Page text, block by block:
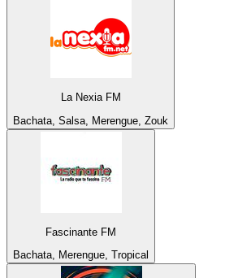
La Nexia FM
Bachata, Salsa, Merengue, Zouk
Fascinante FM
Bachata, Merengue, Tropical